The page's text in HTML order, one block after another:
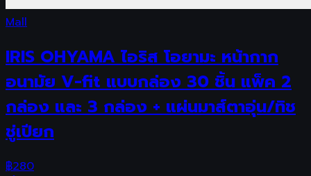
Mall
IRIS OHYAMA ไอริส โอยามะ หน้ากาก
อนามัย V-fit แบบกล่อง 30 ชิ้น แพ็ค 2
กล่อง และ 3 กล่อง + แผ่นมาส์ตาอุ่น/ทิช
ชู่เปียก
฿280